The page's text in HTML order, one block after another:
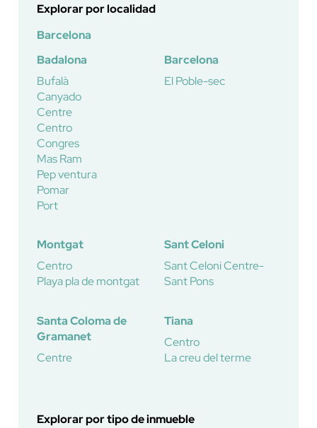
Explorar por localidad
Barcelona
Badalona
Bufalà
Canyado
Centre
Centro
Congres
Mas Ram
Pep ventura
Pomar
Port
Barcelona
El Poble-sec
Montgat
Centro
Playa pla de montgat
Sant Celoni
Sant Celoni Centre-
Sant Pons
Santa Coloma de
Gramanet
Centre
Tiana
Centro
La creu del terme
Explorar por tipo de inmueble